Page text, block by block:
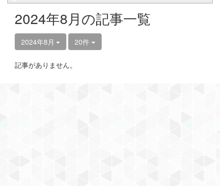
2024年8月の記事一覧
2024年8月 20件
記事がありません。